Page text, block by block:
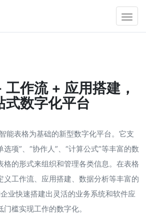
作流 + 应用搭建，
式数字化平台
能表格为基础的新型数字化平台。它支
选项”、“协作人”、“计算公式”等丰富的数
格的形式来组织和管理各类信息。在表格
义工作流、应用搭建、数据分析等丰富的
业快速搭建出灵活的业务系统和软件应
门槛实现工作的数字化。